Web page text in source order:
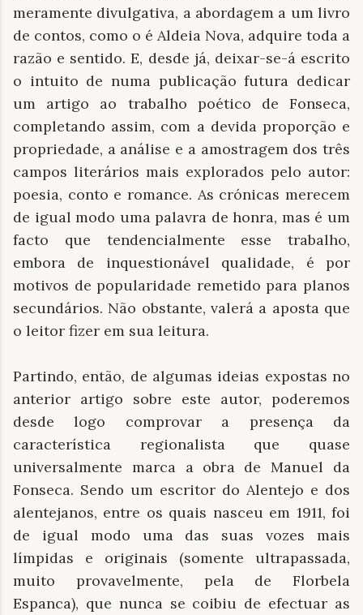
meramente divulgativa, a abordagem a um livro
de contos, como o é Aldeia Nova, adquire toda a
razão e sentido. E, desde já, deixar-se-á escrito
o intuito de numa publicação futura dedicar
um artigo ao trabalho poético de Fonseca,
completando assim, com a devida proporção e
propriedade, a análise e a amostragem dos três
campos literários mais explorados pelo autor:
poesia, conto e romance. As crónicas merecem
de igual modo uma palavra de honra, mas é um
facto que tendencialmente esse trabalho,
embora de inquestionável qualidade, é por
motivos de popularidade remetido para planos
secundários. Não obstante, valerá a aposta que
o leitor fizer em sua leitura.
Partindo, então, de algumas ideias expostas no
anterior artigo sobre este autor, poderemos
desde logo comprovar a presença da
característica regionalista que quase
universalmente marca a obra de Manuel da
Fonseca. Sendo um escritor do Alentejo e dos
alentejanos, entre os quais nasceu em 1911, foi
de igual modo uma das suas vozes mais
límpidas e originais (somente ultrapassada,
muito provavelmente, pela de Florbela
Espanca), que nunca se coibiu de efectuar as